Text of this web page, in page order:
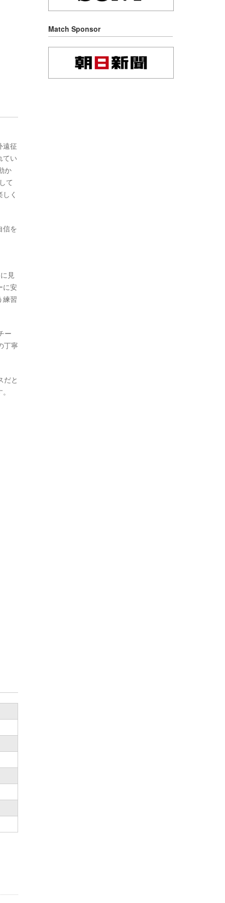
遠征
てい
か
て
く
信を
見
に安
練習
ー
丁寧
だと
Match Sponsor